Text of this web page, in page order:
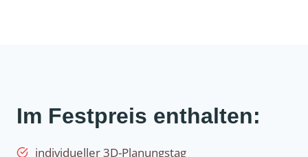
Im Festpreis enthalten:
individueller 3D-Planungstag